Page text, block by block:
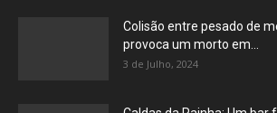
Colisão entre pesado de
provoca um morto em...
3 de Julho, 2024